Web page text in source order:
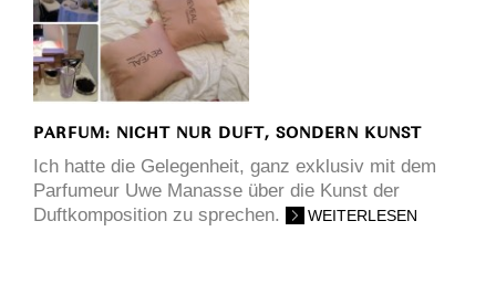
PARFUM: NICHT NUR DUFT, SONDERN KUNST
Ich hatte die Gelegenheit, ganz exklusiv mit dem
Parfumeur Uwe Manasse über die Kunst der
Duftkomposition zu sprechen.
WEITERLESEN